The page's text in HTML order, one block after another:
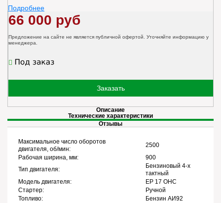
Подробнее
66 000 руб
Предложение на сайте не является публичной офертой. Уточняйте информацию у
менеджера.
Заказать
Описание
Технические характеристики
Отзывы
Максимальное число оборотов
двигателя, об/мин:
2500
Рабочая ширина, мм:
900
Тип двигателя:
Бензиновый 4-х
тактный
Модель двигателя:
EP 17 OHC
Стартер:
Ручной
Топливо:
Бензин АИ92